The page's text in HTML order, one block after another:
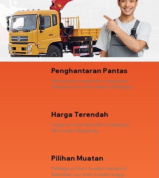
Penghantaran Pantas
Penghantaran pada hari yang sama.
Tempahan lori kren melalui Whatsapp.
Harga Terendah
Harga lori kren terendah di Malaysia.
Penjimatan Berganda.
Pilihan Muatan
Pelbagai pilihan muatan mengikut
kehendak. Lori kren muatan tinggi.